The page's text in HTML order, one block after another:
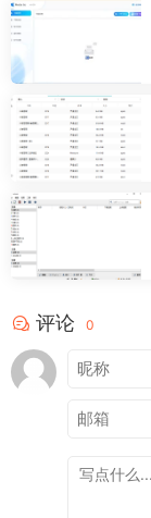
评论 0